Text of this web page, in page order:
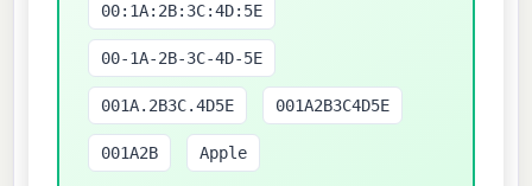
00:1A:2B:3C:4D:5E
00-1A-2B-3C-4D-5E
001A.2B3C.4D5E 001A2B3C4D5E
001A2B Apple